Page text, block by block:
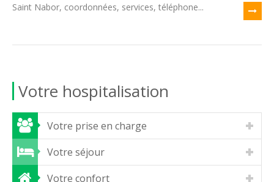
Saint Nabor, coordonnées, services, téléphone...
Votre hospitalisation
Votre prise en charge
Votre séjour
Votre confort